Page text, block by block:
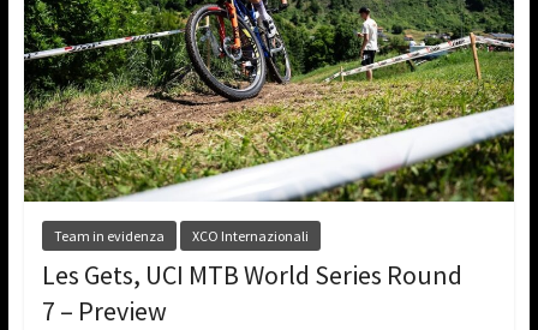
Team in evidenza XCO Internazionali
Les Gets, UCI MTB World Series Round
7 – Preview